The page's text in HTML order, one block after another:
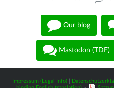
Our blog
Mastodon (TDF)
Impressum (Legal Info)